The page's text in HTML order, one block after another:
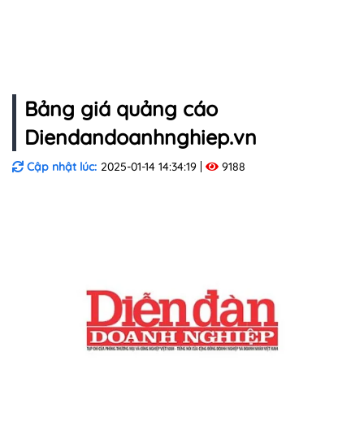
Bảng giá quảng cáo
Diendandoanhnghiep.vn
Cập nhật lúc: 2025-01-14 14:34:19 9188